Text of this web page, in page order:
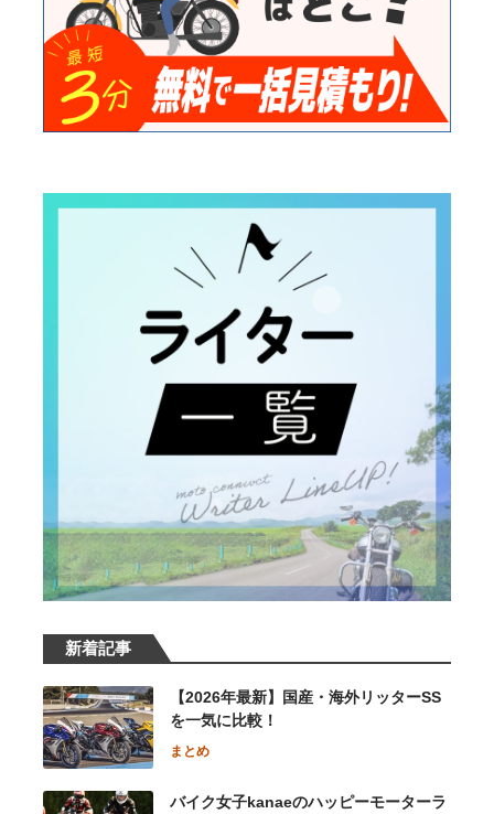
新着記事
【2026年最新】国産・海外リッターSS
を一気に比較！
まとめ
バイク女子kanaeのハッピーモーターラ